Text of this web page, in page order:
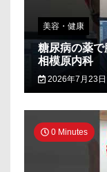
美容・健康
糖尿病の薬で
相模原内科
2026年7月23日
0 Minutes